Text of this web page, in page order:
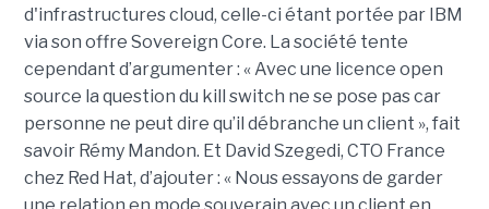
d'infrastructures cloud, celle-ci étant portée par IBM
via son offre Sovereign Core. La société tente
cependant d’argumenter : « Avec une licence open
source la question du kill switch ne se pose pas car
personne ne peut dire qu’il débranche un client », fait
savoir Rémy Mandon. Et David Szegedi, CTO France
chez Red Hat, d’ajouter : « Nous essayons de garder